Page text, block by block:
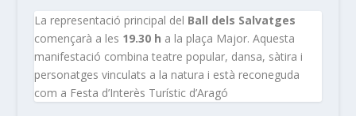
La representació principal del Ball dels Salvatges
començarà a les 19.30 h a la plaça Major. Aquesta
manifestació combina teatre popular, dansa, sàtira i
personatges vinculats a la natura i està reconeguda
com a Festa d’Interès Turístic d’Aragó